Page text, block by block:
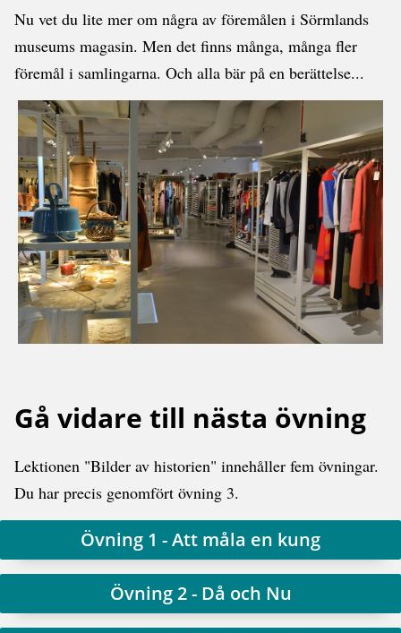
Nu vet du lite mer om några av föremålen i Sörmlands
museums magasin. Men det finns många, många fler
föremål i samlingarna. Och alla bär på en berättelse...
Gå vidare till nästa övning
Lektionen "Bilder av historien" innehåller fem övningar.
Du har precis genomfört övning 3.
Övning 1 - Att måla en kung
Övning 2 - Då och Nu